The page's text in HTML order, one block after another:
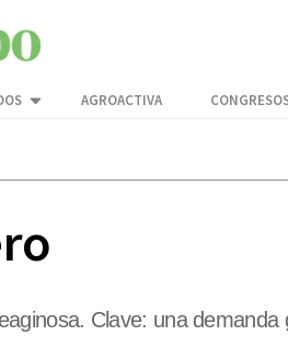
AGROACTIVA
Clave: una demanda